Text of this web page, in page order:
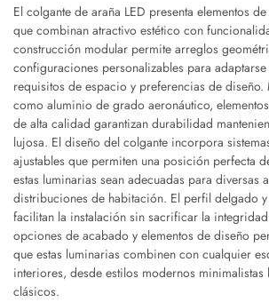
El colgante de araña LED presenta elementos
que combinan atractivo estético con
construcción modular permite arreglos
configuraciones personalizables para
requisitos de espacio y preferencias de diseño.
como aluminio de grado aeronáutico,
de alta calidad garantizan durabilidad
lujosa. El diseño del colgante incorpora
ajustables que permiten una posición perfecta
estas luminarias sean adecuadas para diversas
distribuciones de habitación. El perfil delgado
facilitan la instalación sin sacrificar la
opciones de acabado y elementos de diseño
que estas luminarias combinen con cualquier
interiores, desde estilos modernos minimalistas
clásicos.